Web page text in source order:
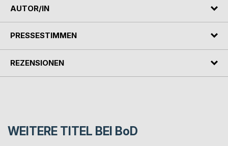
AUTOR/IN
PRESSESTIMMEN
REZENSIONEN
WEITERE TITEL BEI BoD